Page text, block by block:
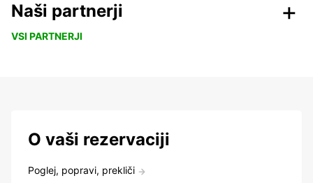
Naši partnerji
VSI PARTNERJI
O vaši rezervaciji
Poglej, popravi, prekliči